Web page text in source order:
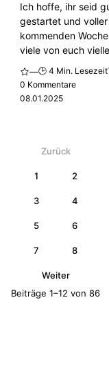
Ich hoffe, ihr seid
gestartet und
kommenden
viele von euch
—🕒 4 Min. Lesezeit
0 Kommentare
08.01.2025
Zurück
1 2
3 4
5 6
7 8
Weiter
Beiträge 1–12 von 86